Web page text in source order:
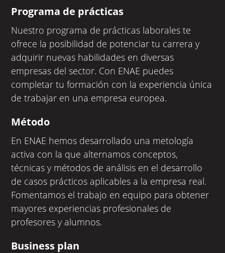
Programa de prácticas
Nuestro programa de prácticas laborales te
ofrece la posibilidad de potenciar tu carrera y
adquirir nuevas habilidades en diversas
empresas del sector. Con ENAE puedes
completar tu formación con la experiencia única
de trabajar en una empresa europea.
Método
En ENAE hemos desarrollado una metología
activa con la que alternamos conceptos,
técnicas y métodos de análisis en el desarrollo
de casos prácticos aplicables a la empresa real.
Fomentamos el trabajo en equipo para obtener
mayores experiencias profesionales de
profesores y alumnos.
Business plan